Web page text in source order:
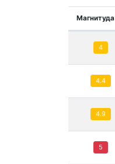
Магнитуда
4
4.4
4.9
5